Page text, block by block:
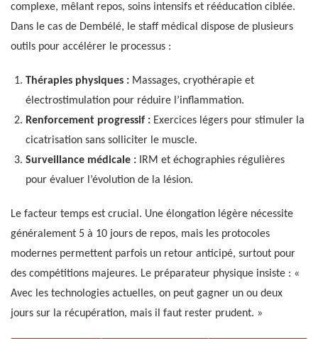
complexe, mêlant repos, soins intensifs et rééducation ciblée.
Dans le cas de Dembélé, le staff médical dispose de plusieurs
outils pour accélérer le processus :
Thérapies physiques :Massages, cryothérapie et
électrostimulation pour réduire l’inflammation.
Renforcement progressif :Exercices légers pour stimuler la
cicatrisation sans solliciter le muscle.
Surveillance médicale :IRM et échographies régulières
pour évaluer l’évolution de la lésion.
Le facteur temps est crucial. Une élongation légère nécessite
généralement 5 à 10 jours de repos, mais les protocoles
modernes permettent parfois un retour anticipé, surtout pour
des compétitions majeures. Le préparateur physique insiste : «
Avec les technologies actuelles, on peut gagner un ou deux
jours sur la récupération, mais il faut rester prudent. »